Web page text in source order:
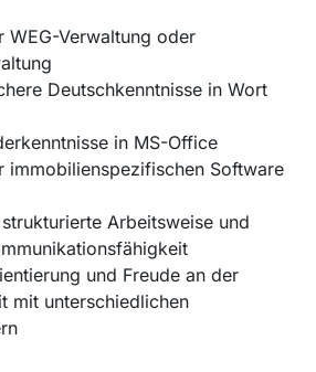
WEG-Verwaltung oder
Deutschkenntnisse in Wort
in MS-Office
immobilienspezifischen Software
Arbeitsweise und
und Freude an der
mit unterschiedlichen